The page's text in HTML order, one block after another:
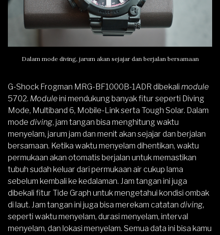
Dalam mode diving, jarum akan sejajar dan berjalan bersamaan
G-Shock Frogman MRG-BF1000B-1ADR dibekali module
5702. Moduleini mendukung banyak fitur seperti Diving
Mode, Multiband 6, Mobile-Link serta Tough Solar. Dalam
mode diving, jam tangan bisa menghitung waktu
menyelam, jarum jam dan menit akan sejajar dan berjalan
bersamaan. Ketika waktu menyelam dihentikan, waktu
permukaan akan otomatis berjalan untuk memastikan
tubuh sudah keluar dari permukaan air cukup lama
sebelum kembali ke kedalaman. Jam tangan ini juga
dibekali fitur Tide Graph untuk mengetahui kondisi ombak
di laut. Jam tangan ini juga bisa merekam catatan diving,
seperti waktu menyelam, durasi menyelam, interval
menyelam, dan lokasi menyelam. Semua data ini bisa kamu